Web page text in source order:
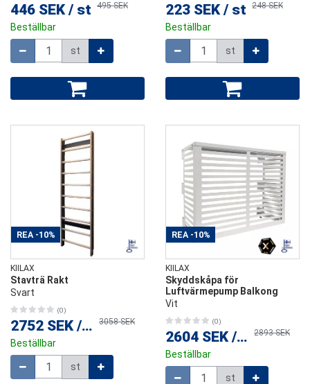
446 SEK / st 495 SEK
Beställbar
st
223 SEK / st 248 SEK
Beställbar
st
REA -10%
KIILAX
Stavträ Rakt
Svart
(0)
2752 SEK / st3058 SEK
Beställbar
st
REA -10%
KIILAX
Skyddskåpa för
Luftvärmepump Balkong
Vit
(0)
2604 SEK / st2893 SEK
Beställbar
st